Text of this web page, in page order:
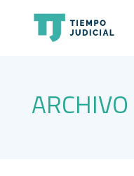
ARCHIVO